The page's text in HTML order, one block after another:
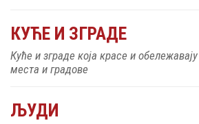
КУЋЕ И ЗГРАДЕ
Куће и зграде која красе и
места и градове
ЉУДИ